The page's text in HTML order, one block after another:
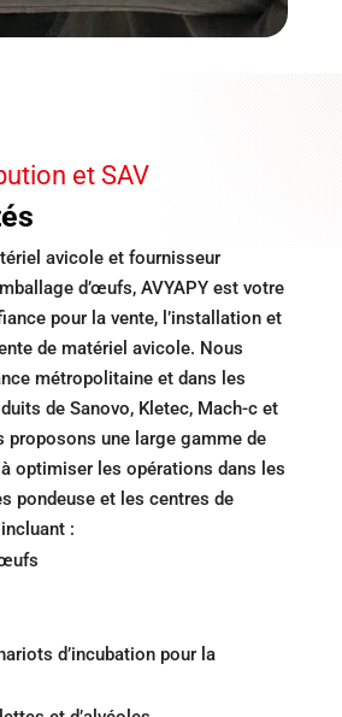
et SAV
avicole et fournisseur
d’œufs, AVYAPY est votre
pour la vente, l’installation et
de matériel avicole. Nous
métropolitaine et dans les
de Sanovo, Kletec, Mach-c et
proposons une large gamme de
optimiser les opérations dans les
pondeuse et les centres de
:
d’incubation pour la